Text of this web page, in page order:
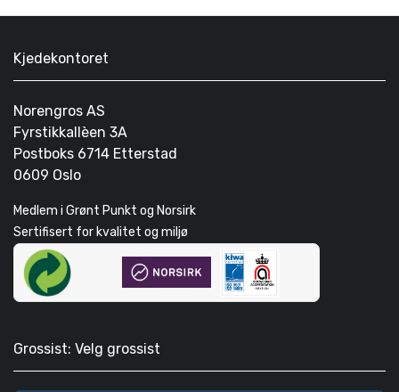
Kjedekontoret
Norengros AS
Fyrstikkallèen 3A
Postboks 6714 Etterstad
0609 Oslo
Medlem i Grønt Punkt og Norsirk
Sertifisert for kvalitet og miljø
Grossist: Velg grossist